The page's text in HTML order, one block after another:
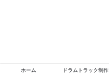
ホーム ドラムトラック制作